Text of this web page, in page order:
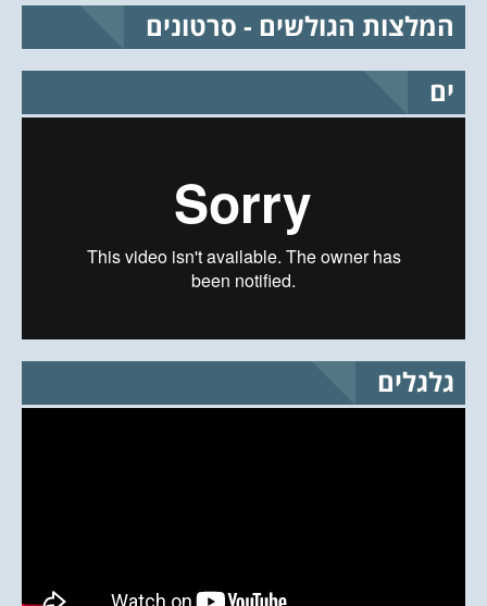
המלצות הגולשים - סרטונים
ים
גלגלים